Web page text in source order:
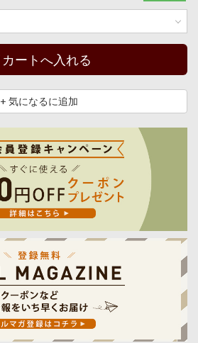
カートへ入れる
+ 気になるに追加